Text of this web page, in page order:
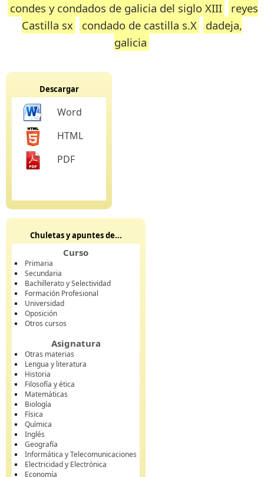
condes y condados de galicia del siglo XIII
reyes
Castilla sx
condado de castilla s.X
dadeja,
galicia
Descargar
Word
HTML
PDF
Chuletas y apuntes de...
Curso
Primaria
Secundaria
Bachillerato y Selectividad
Formación Profesional
Universidad
Oposición
Otros cursos
Asignatura
Otras materias
Lengua y literatura
Historia
Filosofía y ética
Matemáticas
Biología
Física
Química
Inglés
Geografía
Informática y Telecomunicaciones
Electricidad y Electrónica
Economía